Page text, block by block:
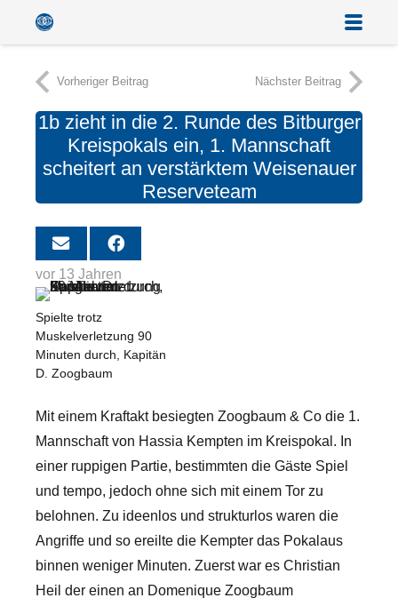
Vorheriger Beitrag Nächster Beitrag
1b zieht in die 2. Runde des Bitburger
Kreispokals ein, 1. Mannschaft
scheitert an verstärktem Weisenauer
Reserveteam
vor 13 Jahren
Spielte trotz
Muskelverletzung 90
Minuten durch, Kapitän
D. Zoogbaum
Mit einem Kraftakt besiegten Zoogbaum & Co die 1.
Mannschaft von Hassia Kempten im Kreispokal. In
einer ruppigen Partie, bestimmten die Gäste Spiel
und tempo, jedoch ohne sich mit einem Tor zu
belohnen. Zu ideenlos und strukturlos waren die
Angriffe und so ereilte die Kempter das Pokalaus
binnen weniger Minuten. Zuerst war es Christian
Heil der einen an Domenique Zoogbaum